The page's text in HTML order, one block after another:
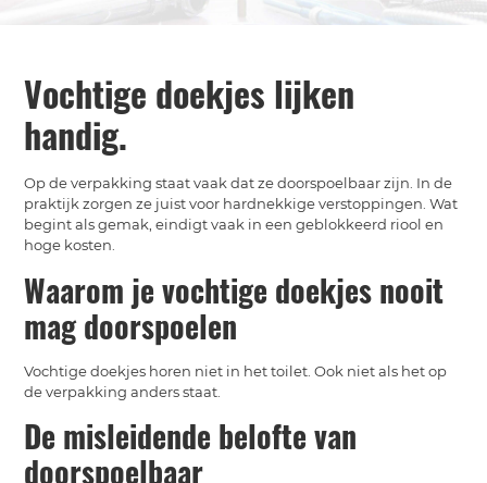
Vochtige doekjes lijken
handig.
Op de verpakking staat vaak dat ze doorspoelbaar zijn. In de
praktijk zorgen ze juist voor hardnekkige verstoppingen. Wat
begint als gemak, eindigt vaak in een geblokkeerd riool en
hoge kosten.
Waarom je vochtige doekjes nooit
mag doorspoelen
Vochtige doekjes horen niet in het toilet. Ook niet als het op
de verpakking anders staat.
De misleidende belofte van
doorspoelbaar